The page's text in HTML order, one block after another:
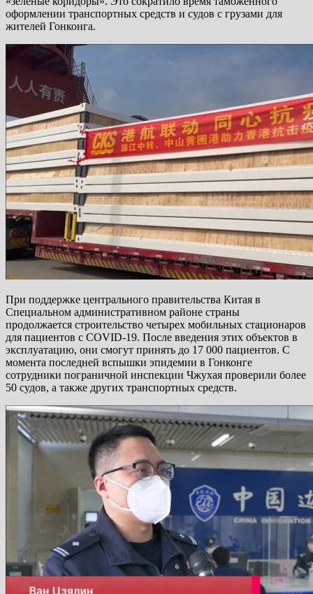
оформлении транспортных средств и судов с грузами для
жителей Гонконга.
При поддержке центрального правительства Китая в
Специальном административном районе страны
продолжается строительство четырех мобильных стационаров
для пациентов с COVID-19. После введения этих объектов в
эксплуатацию, они смогут принять до 17 000 пациентов. С
момента последней вспышки эпидемии в Гонконге
сотрудники пограничной инспекции Чжухая проверили более
50 судов, а также других транспортных средств.